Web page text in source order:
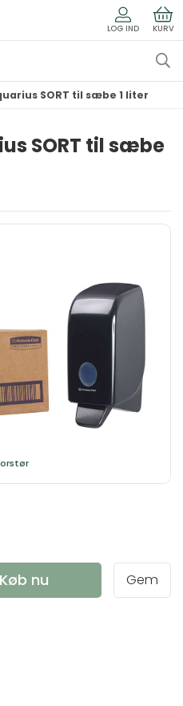
LOG IND KURV
SORT til sæbe 1 liter
SORT til sæbe
Køb nu Gem